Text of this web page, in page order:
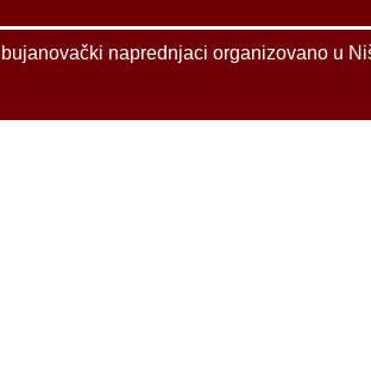
I bujanovački naprednjaci organizovano u